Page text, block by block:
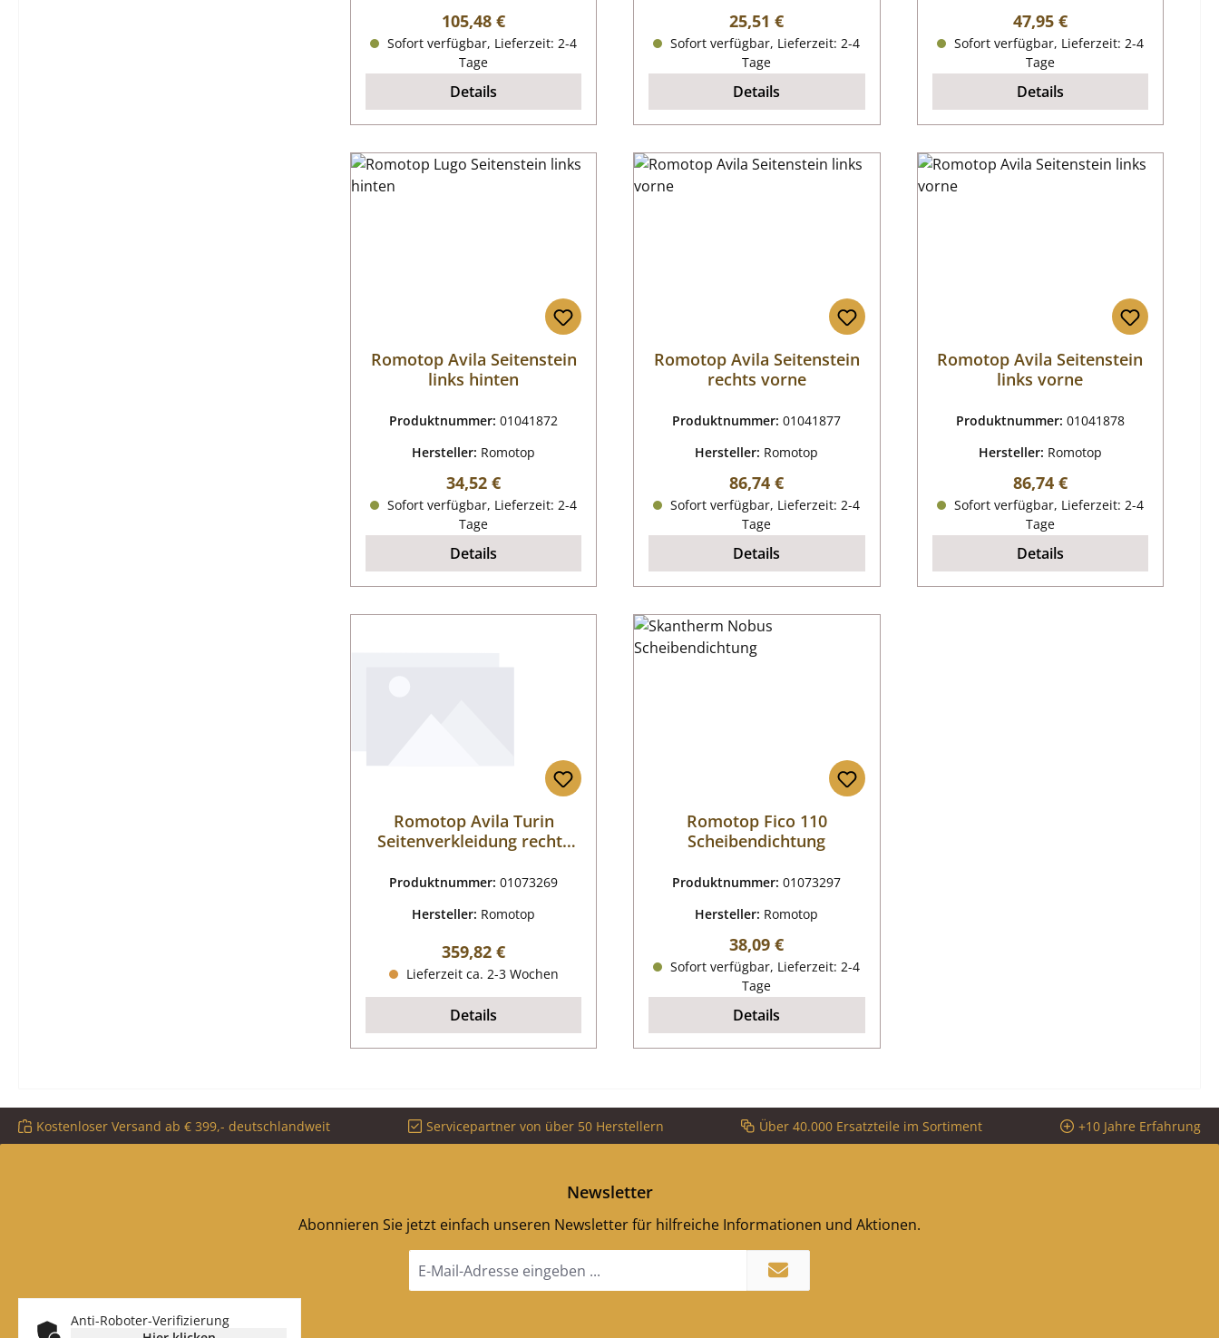
Regulärer Preis:
105,48 €
Sofort verfügbar, Lieferzeit: 2-4
Tage
Details
Regulärer Preis:
25,51 €
Sofort verfügbar, Lieferzeit: 2-4
Tage
Details
Regulärer Preis:
47,95 €
Sofort verfügbar, Lieferzeit: 2-4
Tage
Details
Romotop Avila Seitenstein
links hinten
Produktnummer:01041872
Hersteller: Romotop
Regulärer Preis:
34,52 €
Sofort verfügbar, Lieferzeit: 2-4
Tage
Details
Romotop Avila Seitenstein
rechts vorne
Produktnummer:01041877
Hersteller: Romotop
Regulärer Preis:
86,74 €
Sofort verfügbar, Lieferzeit: 2-4
Tage
Details
Romotop Avila Seitenstein
links vorne
Produktnummer: 01041878
Hersteller: Romotop
Regulärer Preis:
86,74 €
Sofort verfügbar, Lieferzeit: 2-4
Tage
Details
Romotop Avila Turin
Seitenverkleidung rechts
Produktnummer:01073269
Hersteller: Romotop
Regulärer Preis:
359,82 €
Lieferzeit ca. 2-3 Wochen
Details
Romotop Fico 110
Scheibendichtung
Produktnummer:01073297
Hersteller: Romotop
Regulärer Preis:
38,09 €
Sofort verfügbar, Lieferzeit: 2-4
Tage
Details
Kostenloser Versand ab € 399,- deutschlandweit Servicepartner von über 50 Herstellern Über 40.000 Ersatzteile im Sortiment +10 Jahre Erfahrung
Newsletter
Abonnieren Sie jetzt einfach unseren Newsletter für hilfreiche Informationen und Aktionen.
Mail-
Anti-Roboter-Verifizierung